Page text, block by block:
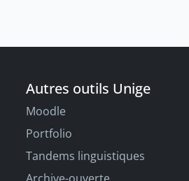
Autres outils Unige
Moodle
Portfolio
Tandems linguistiques